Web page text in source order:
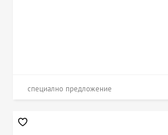
специално предложение